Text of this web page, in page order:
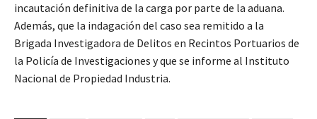
incautación definitiva de la carga por parte de la aduana.
Además, que la indagación del caso sea remitido a la
Brigada Investigadora de Delitos en Recintos Portuarios de
la Policía de Investigaciones y que se informe al Instituto
Nacional de Propiedad Industria.